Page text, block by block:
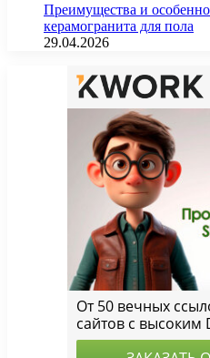
Преимущества и
керамогранита для пола
29.04.2026